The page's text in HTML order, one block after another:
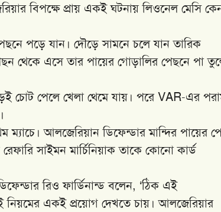
বিপক্ষে প্রায় একই ঘটনায় লিওনেল মেসি
পড়ে যান। দৌড়ে সামনে চলে যান তারিক
থেকে এসে তার পায়ের গোড়ালির পেছনে পা
চোট পেলে খেলা থেমে যায়। পরে VAR-এর
ম্যাচে। আলজেরিয়ান ডিফেন্ডার মান্দির পায়ের
সাইমন মার্চিনিয়াক তাকে কোনো কার্ড
রিও ফার্ডিনান্ড বলেন, ‘ঠিক এই
নিয়মের একই প্রয়োগ দেখতে চায়। আলজেরিয়ার